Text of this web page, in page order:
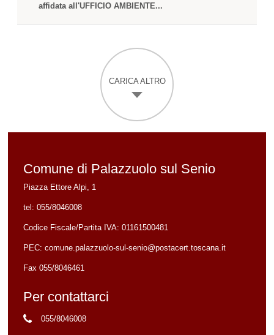
affidata all'UFFICIO AMBIENTE...
CARICA ALTRO
Comune di Palazzuolo sul Senio
Piazza Ettore Alpi, 1
tel: 055/8046008
Codice Fiscale/Partita IVA: 01161500481
PEC: comune.palazzuolo-sul-senio@postacert.toscana.it
Fax 055/8046461
Per contattarci
055/8046008